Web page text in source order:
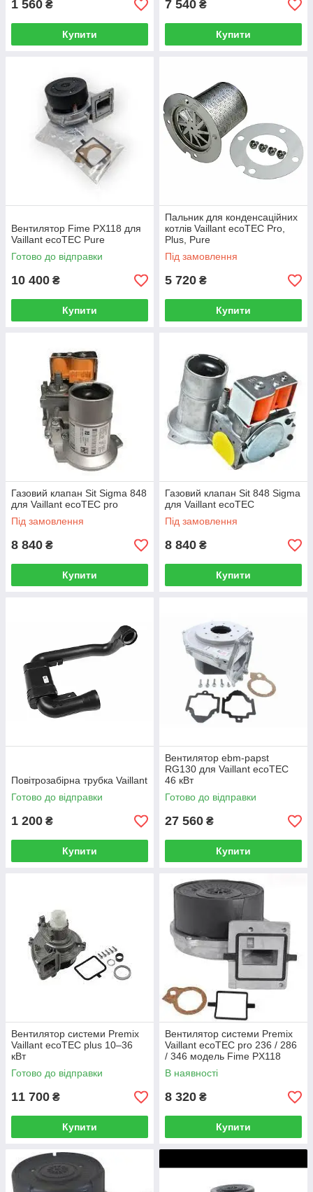
1 560 ₴
Купити
7 540 ₴
Купити
Вентилятор Fime PX118 для
Vaillant ecoTEC Pure
Готово до відправки
10 400 ₴
Купити
Пальник для конденсаційних
котлів Vaillant ecoTEC Pro,
Plus, Pure
Під замовлення
5 720 ₴
Купити
Газовий клапан Sit Sigma 848
для Vaillant ecoTEC pro
Під замовлення
8 840 ₴
Купити
Газовий клапан Sit 848 Sigma
для Vaillant ecoTEC
Під замовлення
8 840 ₴
Купити
Повітрозабірна трубка Vaillant
Готово до відправки
1 200 ₴
Купити
Вентилятор ebm-papst
RG130 для Vaillant ecoTEC
46 кВт
Готово до відправки
27 560 ₴
Купити
Вентилятор системи Premix
Vaillant ecoTEC plus 10–36
кВт
Готово до відправки
11 700 ₴
Купити
Вентилятор системи Premix
Vaillant ecoTEC pro 236 / 286
/ 346 модель Fime PX118
В наявності
8 320 ₴
Купити